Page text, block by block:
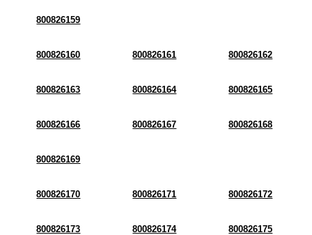
800826159
800826160 800826161 800826162
800826163 800826164 800826165
800826166 800826167 800826168
800826169
800826170 800826171 800826172
800826173 800826174 800826175